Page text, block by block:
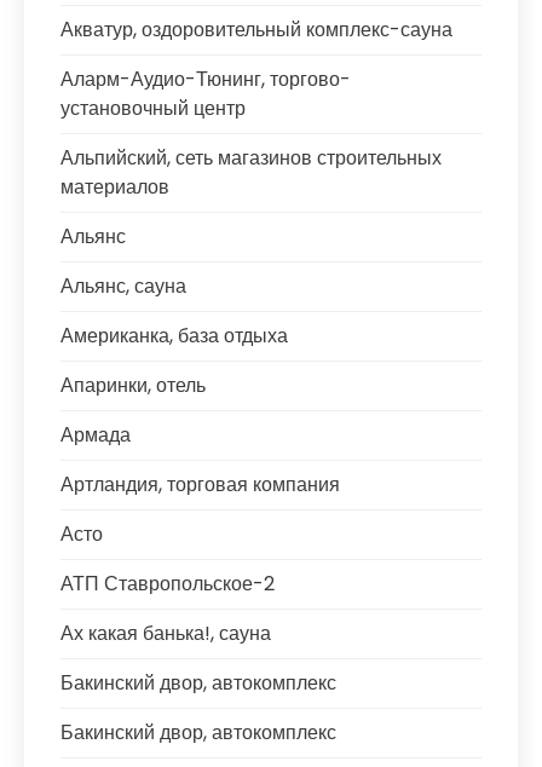
Акватур, оздоровительный комплекс-сауна
Аларм-Аудио-Тюнинг, торгово-
установочный центр
Альпийский, сеть магазинов строительных
материалов
Альянс
Альянс, сауна
Американка, база отдыха
Апаринки, отель
Армада
Артландия, торговая компания
Асто
АТП Ставропольское-2
Ах какая банька!, сауна
Бакинский двор, автокомплекс
Бакинский двор, автокомплекс